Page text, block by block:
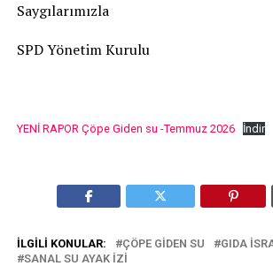
Saygılarımızla
SPD Yönetim Kurulu
YENİ RAPOR Çöpe Giden su -Temmuz 2026 İndir
İLGILI KONULAR: ÇÖPE GIDEN SU
GIDA
SANAL SU AYAK IZI